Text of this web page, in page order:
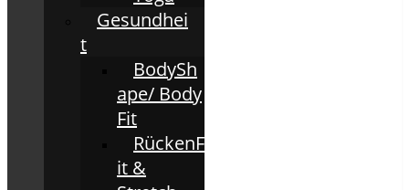
Gesundhei
t
BodySh
ape/ Body
Fit
RückenF
it &